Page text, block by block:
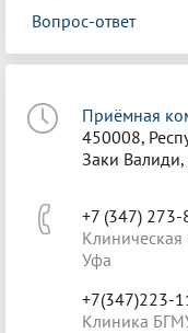
Вопрос-ответ
Приёмная
450008,
Заки
+7 (347)
Клиническая
Уфа
+7(347)223-
Клиника